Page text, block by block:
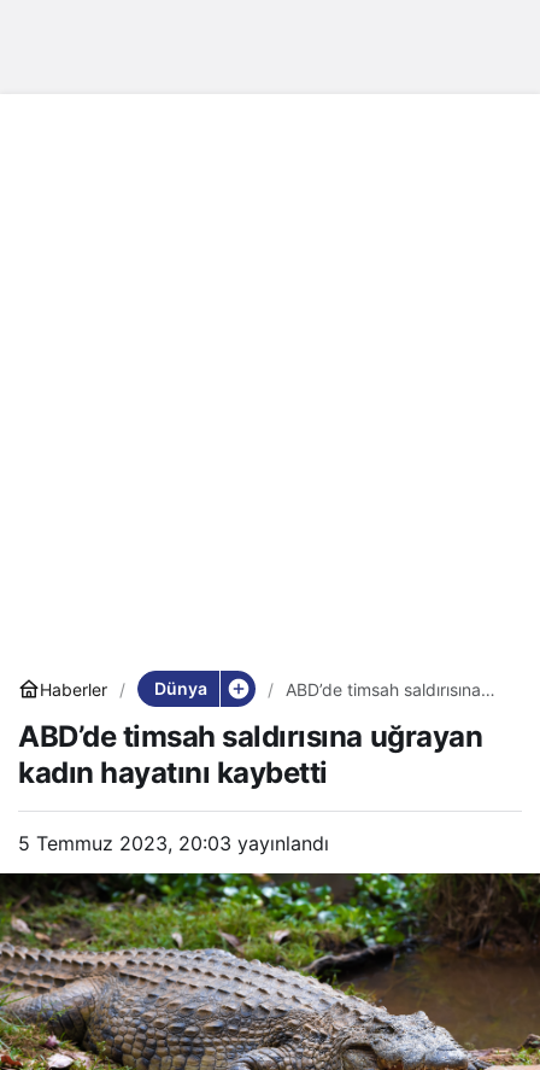
Haberler Dünya
ABD’de timsah saldırısına
kaybetti
ABD’de timsah saldırısına uğrayan
kadın hayatını kaybetti
5 Temmuz 2023, 20:03 yayınlandı